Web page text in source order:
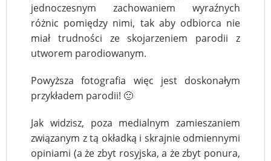
jednoczesnym zachowaniem wyraźnych
różnic pomiędzy nimi, tak aby odbiorca nie
miał trudności ze skojarzeniem parodii z
utworem parodiowanym.
Powyższa fotografia więc jest doskonałym
przykładem parodii! 🙂
Jak widzisz, poza medialnym zamieszaniem
związanym z tą okładką i skrajnie odmiennymi
opiniami (a że zbyt rosyjska, a że zbyt ponura,